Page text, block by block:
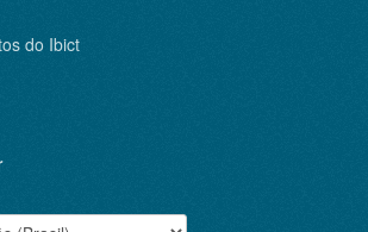
do Ibict